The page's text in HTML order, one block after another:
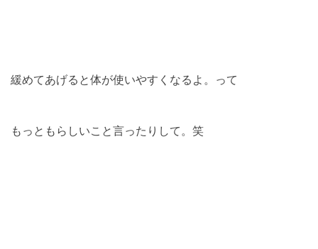
緩めてあげると体が使いやすくなるよ。って
もっともらしいこと言ったりして。笑